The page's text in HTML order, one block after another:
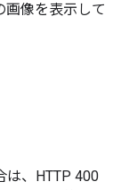
画像を表示して
は、HTTP 400